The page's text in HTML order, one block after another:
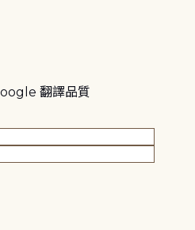
翻譯品質